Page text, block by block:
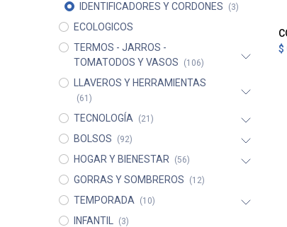
IDENTIFICADORES Y CORDONES (3)
ECOLOGICOS
TERMOS - JARROS -
TOMATODOS Y VASOS
(106)
LLAVEROS Y HERRAMIENTAS
(61)
TECNOLOGÍA (21)
BOLSOS (92)
HOGAR Y BIENESTAR (56)
GORRAS Y SOMBREROS (12)
TEMPORADA (10)
INFANTIL (3)
$